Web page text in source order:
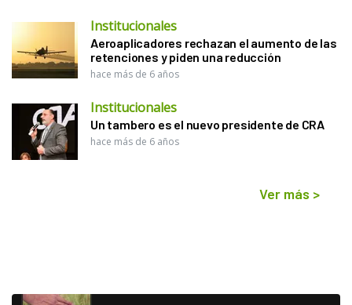
Institucionales
Aeroaplicadores rechazan el aumento de las
retenciones y piden una reducción
hace más de 6 años
Institucionales
Un tambero es el nuevo presidente de CRA
hace más de 6 años
Ver más >